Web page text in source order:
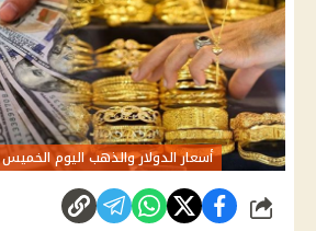
أسعار الدولار والذهب اليوم الخميس 14 مايو 2026 في مصر
شارك